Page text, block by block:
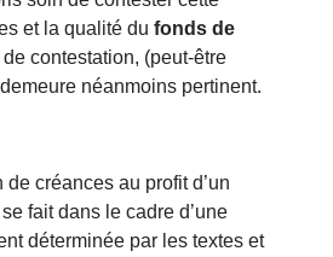
et la qualité dufonds de
de contestation, (peut-être
néanmoins pertinent.
de créances au profit d’un
fait dans le cadre d’une
déterminée par les textes et